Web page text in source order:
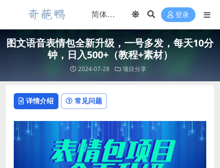
登录
图文语音表情包全新升级，一号多发，每天10分
钟，日入500+（教程+素材）
2024-07-28 项目分享
详情介绍 常见问题